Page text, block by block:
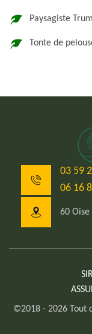
Paysagiste
Tonte de
03 59
06 16
60 Oise
©2018 - 2026 Tout